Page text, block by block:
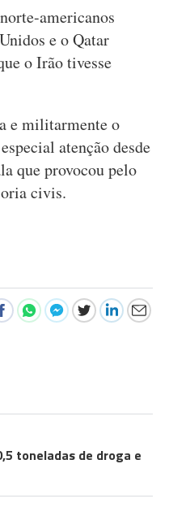
americanos
e o Qatar
o Irão tivesse
e militarmente o
atenção desde
que provocou pelo
civis.
toneladas de droga e